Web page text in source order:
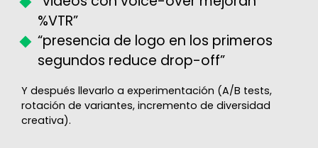
%VTR”
“presencia de logo en los primeros
segundos reduce drop-off”
Y después llevarlo a experimentación (A/B tests,
rotación de variantes, incremento de diversidad
creativa).